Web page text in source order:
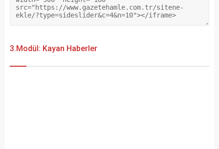
3.Modül: Kayan Haberler